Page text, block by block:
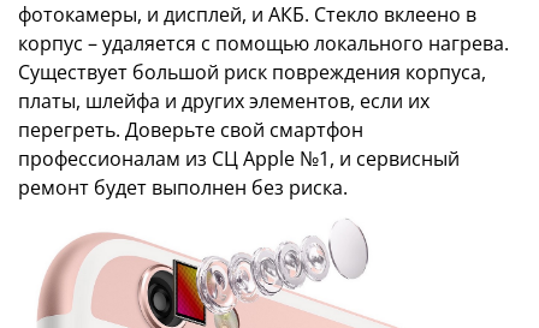
фотокамеры, и дисплей, и АКБ. Стекло вклеено в
корпус – удаляется с помощью локального нагрева.
Существует большой риск повреждения корпуса,
платы, шлейфа и других элементов, если их
перегреть. Доверьте свой смартфон
профессионалам из СЦ Apple №1, и сервисный
ремонт будет выполнен без риска.